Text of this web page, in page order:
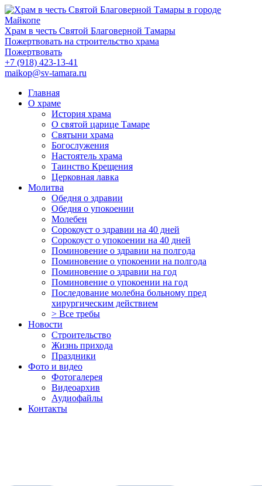
Храм в честь Святой Благоверной Тамары
Пожертвовать на строительство храма
Пожертвовать
+7 (918) 423-13-41
maikop@sv-tamara.ru
Главная
О храме
История храма
О святой царице Тамаре
Святыни храма
Богослужения
Настоятель храма
Таинство Крещения
Церковная лавка
Молитва
Обедня о здравии
Обедня о упокоении
Молебен
Сорокоуст о здравии на 40 дней
Сорокоуст о упокоении на 40 дней
Поминовение о здравии на полгода
Поминовение о упокоении на полгода
Поминовение о здравии на год
Поминовение о упокоении на год
Последование молебна больному пред
хирургическим действием
> Все требы
Новости
Строительство
Жизнь прихода
Праздники
Фото и видео
Фотогалерея
Видеоархив
Аудиофайлы
Контакты